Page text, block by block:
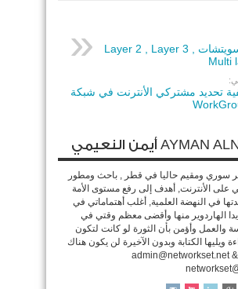
مقارنة بين سويتشات Layer 2 , Layer 3 ,
Multi
تحديد مشتركي الأنترنت في شبكة
سوري ومقيم حاليا في قطر , باحث ومطور
على الأنترنت, أهدف إلى رفع مستوى الأمة
في النهضة العلمية, أغلب أهتماماتي في
الهاردوير منها وأقضى معظم وقتي في
والعمل وأؤمن بأن الثورة لو كانت لتكون
ويليها الكتابة وبدون الآخيرة لن يكون هناك
ثورة. للتواصل admin@networkset.net &